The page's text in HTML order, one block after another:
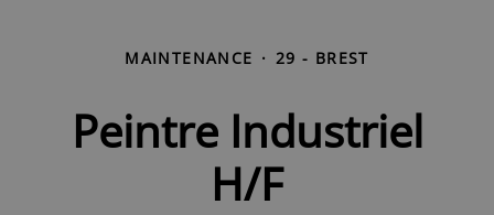
MAINTENANCE · 29 - BREST
Peintre Industriel
H/F